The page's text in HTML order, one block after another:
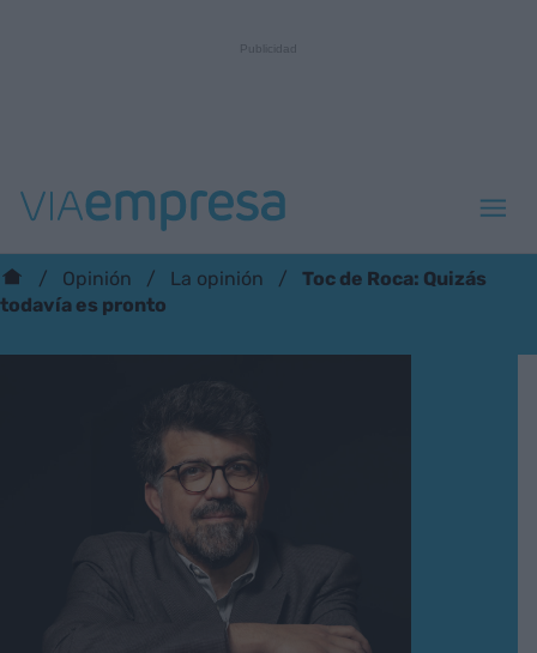
Opinión La opinión
Toc de Roca: Quizás
todavía es pronto